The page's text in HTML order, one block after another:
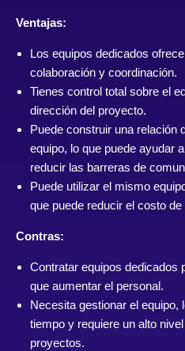
Ventajas:
Los equipos dedicados
colaboración y coordinación.
Tienes control total sobre el
dirección del proyecto.
Puede construir una relación
equipo, lo que puede ayudar
reducir las barreras de
Puede utilizar el mismo
que puede reducir el costo
Contras:
Contratar equipos dedicados
que aumentar el personal.
Necesita gestionar el equipo,
tiempo y requiere un alto
proyectos.